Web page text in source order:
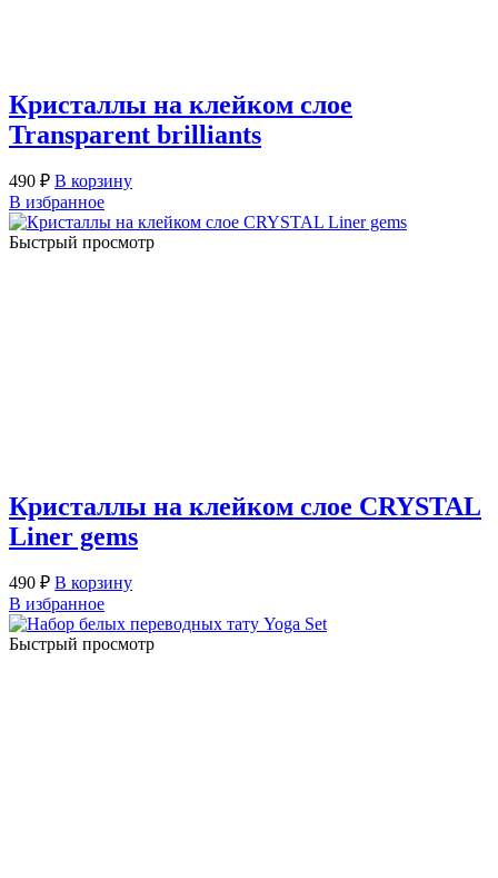
Кристаллы на клейком слое
Transparent brilliants
490 ₽ В корзину
В избранное
Быстрый просмотр
Кристаллы на клейком слое CRYSTAL
Liner gems
490 ₽ В корзину
В избранное
Быстрый просмотр